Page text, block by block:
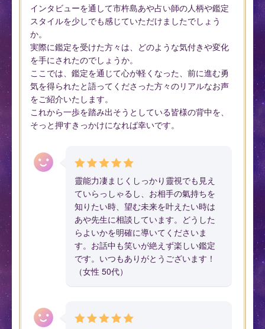
インタビューを通して市杵島あや占い師の人柄や鑑定
スタイルを少しでも感じていただけましたでしょう
か。
実際に鑑定を受けた方々は、どのような気付きや変化
を手にされたのでしょうか。
ここでは、鑑定を通じて心が軽くなった、前に進む勇
気を得られたと語ってくださった方々のリアルなお声
をご紹介いたします。
これから一歩を踏み出そうとしている皆様の背中を、
そっと押すきっかけになれば幸いです。
靈能力凄まじくしっかり靈視でも見え
ていらっしゃるし、お相手の氣持ちを
知りたい時、望む未来を叶えたい時は
あや先生に相談しています。どうした
らよいかを明確に導いてくださいま
す。お話中も笑いが絶えず楽しい鑑定
です。いつもありがとうございます！
（女性 50代）